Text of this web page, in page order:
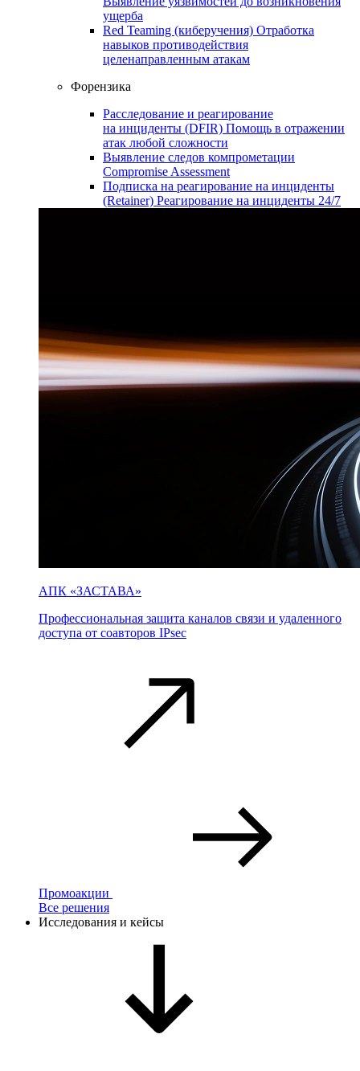
ущерба
Red Teaming (киберучения) Отработка
навыков противодействия
целенаправленным атакам
Форензика
Расследование и реагирование
на инциденты (DFIR) Помощь в отражении
атак любой сложности
Выявление следов компрометации
Compromise Assessment
Подписка на реагирование на инциденты
(Retainer) Реагирование на инциденты 24/7
АПК «ЗАСТАВА»
Профессиональная защита каналов связи и удаленного
доступа от соавторов IPsec
Промоакции
Все решения
Исследования и кейсы